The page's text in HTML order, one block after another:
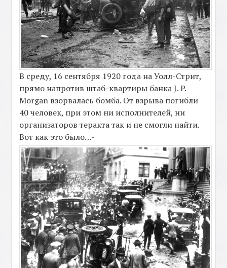
В среду, 16 сентября 1920 года на Уолл-Стрит,
прямо напротив штаб-квартиры банка J. P.
Morgan взорвалась бомба. От взрыва погибли
40 человек, при этом ни исполнителей, ни
организаторов теракта так и не смогли найти.
Вот как это было…-